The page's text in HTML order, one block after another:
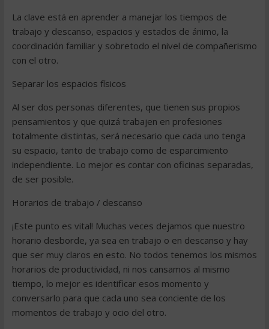
La clave está en aprender a manejar los tiempos de
trabajo y descanso, espacios y estados de ánimo, la
coordinación familiar y sobretodo el nivel de compañerismo
con el otro.
Separar los espacios físicos
Al ser dos personas diferentes, que tienen sus propios
pensamientos y que quizá trabajen en profesiones
totalmente distintas, será necesario que cada uno tenga
su espacio, tanto de trabajo como de esparcimiento
independiente. Lo mejor es contar con oficinas separadas,
de ser posible.
Horarios de trabajo / descanso
¡Este punto es vital! Muchas veces dejamos que nuestro
horario desborde, ya sea en trabajo o en descanso y hay
que ser muy claros en esto. No todos tenemos los mismos
horarios de productividad, ni nos cansamos al mismo
tiempo, lo mejor es identificar esos momento y
conversarlo para que cada uno sea conciente de los
momentos de trabajo y ocio del otro.